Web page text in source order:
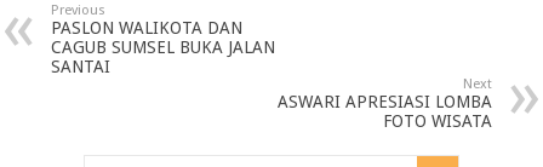
Previous
PASLON WALIKOTA DAN
CAGUB SUMSEL BUKA JALAN
SANTAI
Next
ASWARI APRESIASI LOMBA
FOTO WISATA